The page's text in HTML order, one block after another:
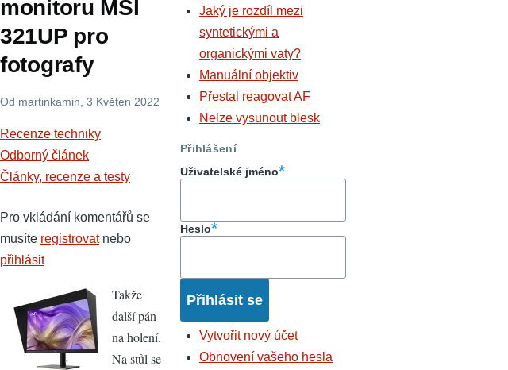
monitoru MSI
321UP pro
fotografy
Od martinkamin , 3 Květen 2022
Recenze techniky
Odborný článek
Články, recenze a testy
Pro vkládání komentářů se
musíte registrovatnebo
přihlásit
Takže
další pán
na holení.
Na stůl se
Jaký je rozdíl mezi
syntetickými a
organickými vaty?
Manuální objektiv
Přestal reagovat AF
Nelze vysunout blesk
Přihlášení
Uživatelské jméno
Heslo
Vytvořit nový účet
Obnovení vašeho hesla